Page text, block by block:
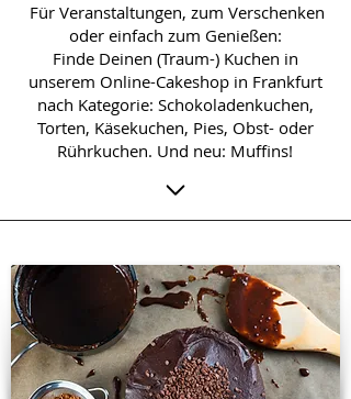
Für Veranstaltungen, zum Verschenken
oder einfach zum Genießen:
Finde Deinen (Traum-) Kuchen in
unserem Online-Cakeshop in Frankfurt
nach Kategorie: Schokoladenkuchen,
Torten, Käsekuchen, Pies, Obst- oder
Rührkuchen. Und neu: Muffins!